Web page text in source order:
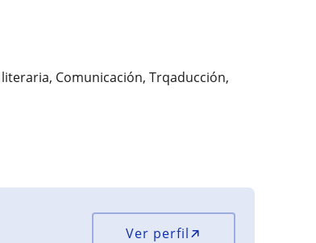
Comunicación, Trqaducción,
Ver perfil